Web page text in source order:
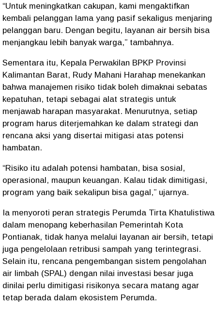
“Untuk meningkatkan cakupan, kami mengaktifkan
kembali pelanggan lama yang pasif sekaligus menjaring
pelanggan baru. Dengan begitu, layanan air bersih bisa
menjangkau lebih banyak warga,” tambahnya.
Sementara itu, Kepala Perwakilan BPKP Provinsi
Kalimantan Barat, Rudy Mahani Harahap menekankan
bahwa manajemen risiko tidak boleh dimaknai sebatas
kepatuhan, tetapi sebagai alat strategis untuk
menjawab harapan masyarakat. Menurutnya, setiap
program harus diterjemahkan ke dalam strategi dan
rencana aksi yang disertai mitigasi atas potensi
hambatan.
“Risiko itu adalah potensi hambatan, bisa sosial,
operasional, maupun keuangan. Kalau tidak dimitigasi,
program yang baik sekalipun bisa gagal,” ujarnya.
Ia menyoroti peran strategis Perumda Tirta Khatulistiwa
dalam menopang keberhasilan Pemerintah Kota
Pontianak, tidak hanya melalui layanan air bersih, tetapi
juga pengelolaan retribusi sampah yang terintegrasi.
Selain itu, rencana pengembangan sistem pengolahan
air limbah (SPAL) dengan nilai investasi besar juga
dinilai perlu dimitigasi risikonya secara matang agar
tetap berada dalam ekosistem Perumda.